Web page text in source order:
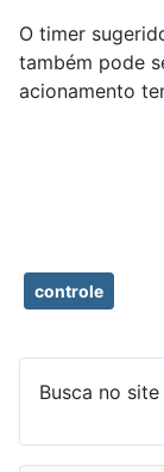
O timer
também pode
acionamento
controle
Busca no site